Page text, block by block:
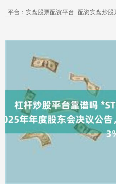
平台：实盘股票配资平台_配资实盘炒